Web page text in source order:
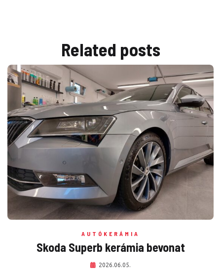
Related posts
AUTÓKERÁMIA
Skoda Superb kerámia bevonat
2026.06.05.